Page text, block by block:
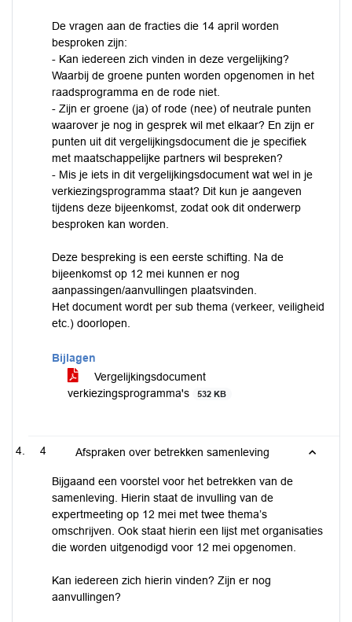
De vragen aan de fracties die 14 april worden
besproken zijn:
- Kan iedereen zich vinden in deze vergelijking?
Waarbij de groene punten worden opgenomen in het
raadsprogramma en de rode niet.
- Zijn er groene (ja) of rode (nee) of neutrale punten
waarover je nog in gesprek wil met elkaar? En zijn er
punten uit dit vergelijkingsdocument die je specifiek
met maatschappelijke partners wil bespreken?
- Mis je iets in dit vergelijkingsdocument wat wel in je
verkiezingsprogramma staat? Dit kun je aangeven
tijdens deze bijeenkomst, zodat ook dit onderwerp
besproken kan worden.
Deze bespreking is een eerste schifting. Na de
bijeenkomst op 12 mei kunnen er nog
aanpassingen/aanvullingen plaatsvinden.
Het document wordt per sub thema (verkeer, veiligheid
etc.) doorlopen.
Bijlagen
Vergelijkingsdocument
verkiezingsprogramma's
532 KB
4 Afspraken over betrekken samenleving
Bijgaand een voorstel voor het betrekken van de
samenleving. Hierin staat de invulling van de
expertmeeting op 12 mei met twee thema’s
omschrijven. Ook staat hierin een lijst met organisaties
die worden uitgenodigd voor 12 mei opgenomen.
Kan iedereen zich hierin vinden? Zijn er nog
aanvullingen?